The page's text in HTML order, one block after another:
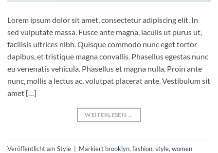
Lorem ipsum dolor sit amet, consectetur adipiscing elit. In
sed vulputate massa. Fusce ante magna, iaculis ut purus ut,
facilisis ultrices nibh. Quisque commodo nunc eget tortor
dapibus, et tristique magna convallis. Phasellus egestas nunc
eu venenatis vehicula. Phasellus et magna nulla. Proin ante
nunc, mollis a lectus ac, volutpat placerat ante. Vestibulum sit
amet […]
WEITERLESEN →
Veröffentlicht am Style Markiert brooklyn, fashion, style, women